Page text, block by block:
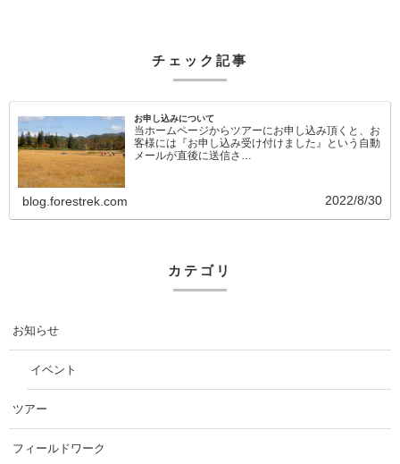
チェック記事
お申し込みについて
当ホームページからツアーにお申し込み頂くと、お
客様には『お申し込み受け付けました』という自動
メールが直後に送信さ…
blog.forestrek.com 2022/8/30
カテゴリ
お知らせ
イベント
ツアー
フィールドワーク